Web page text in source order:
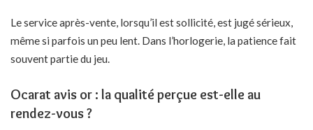
Le service après-vente, lorsqu’il est sollicité, est jugé sérieux,
même si parfois un peu lent. Dans l’horlogerie, la patience fait
souvent partie du jeu.
Ocarat avis or : la qualité perçue est-elle au
rendez-vous ?